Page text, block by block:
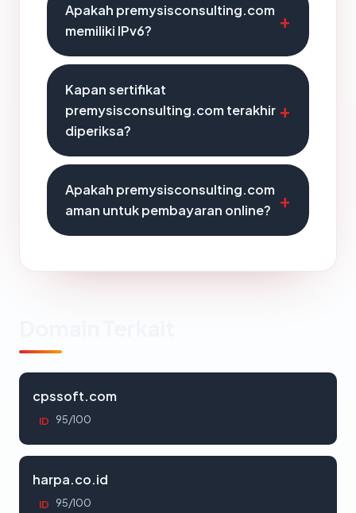
Apakah premysisconsulting.com
memiliki IPv6?
Kapan sertifikat
premysisconsulting.com terakhir
diperiksa?
Apakah premysisconsulting.com
aman untuk pembayaran online?
cpssoft.com
ID 95/100
harpa.co.id
ID 95/100